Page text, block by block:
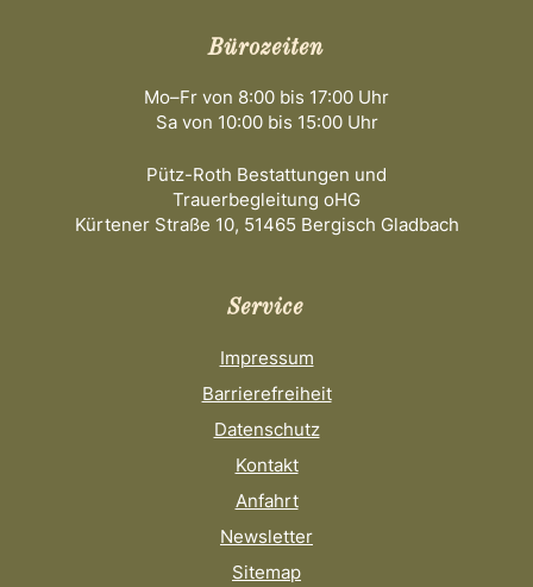
Bürozeiten
Mo–Fr von 8:00 bis 17:00 Uhr
Sa von 10:00 bis 15:00 Uhr
Pütz-Roth Bestattungen und
Trauerbegleitung oHG
Kürtener Straße 10, 51465 Bergisch Gladbach
Service
Impressum
Barrierefreiheit
Datenschutz
Kontakt
Anfahrt
Newsletter
Sitemap